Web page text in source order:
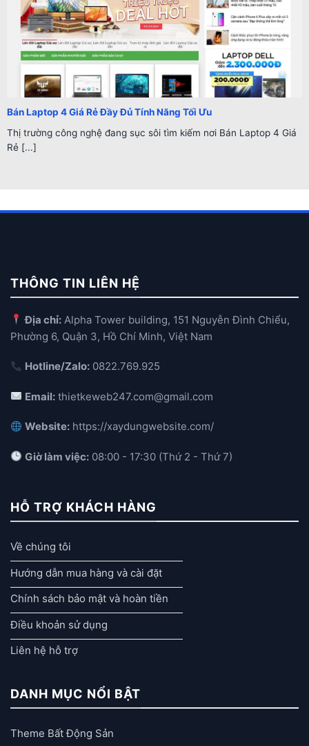
Bán Laptop 4 Giá Rẻ Đầy Đủ Tính Năng Tối Ưu
Thị trường công nghệ đang sục sôi tìm kiếm nơi Bán Laptop 4 Giá
Rẻ [...]
THÔNG TIN LIÊN HỆ
Địa chỉ: Alpha Tower building, 151 Nguyễn Đình Chiểu,
Phường 6, Quận 3, Hồ Chí Minh, Việt Nam
Hotline/Zalo: 0822.769.925
Email: thietkeweb247.com@gmail.com
Website: https://xaydungwebsite.com/
Giờ làm việc: 08:00 - 17:30 (Thứ 2 - Thứ 7)
HỖ TRỢ KHÁCH HÀNG
Về chúng tôi
Hướng dẫn mua hàng và cài đặt
Chính sách bảo mật và hoàn tiền
Điều khoản sử dụng
Liên hệ hỗ trợ
DANH MỤC NỔI BẬT
Theme Bất Động Sản